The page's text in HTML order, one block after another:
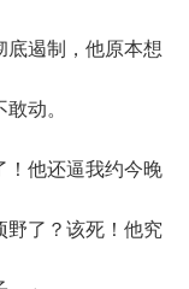
底遏制，他原本想
动。
他还逼我约今晚
了？该死！他究